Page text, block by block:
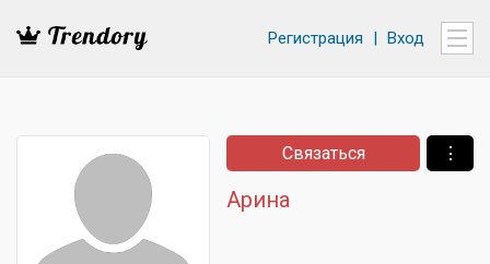
Регистрация | Вход
Арина
Связаться ⋮